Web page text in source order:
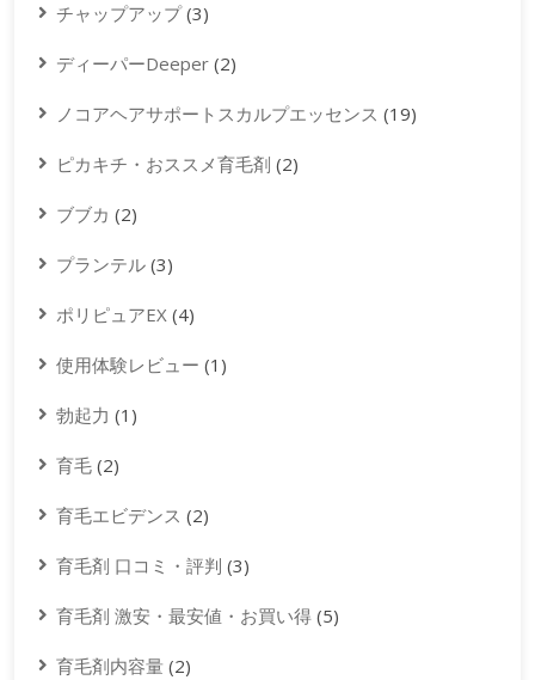
チャップアップ(3)
ディーパーDeeper (2)
ノコアヘアサポートスカルプエッセンス (19)
ピカキチ・おススメ育毛剤 (2)
ブブカ (2)
プランテル (3)
ポリピュアEX (4)
使用体験レビュー (1)
勃起力 (1)
育毛 (2)
育毛エビデンス (2)
育毛剤 口コミ・評判 (3)
育毛剤 激安・最安値・お買い得 (5)
育毛剤内容量 (2)